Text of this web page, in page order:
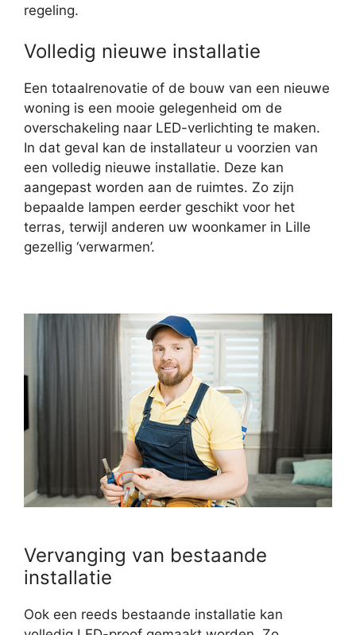
regeling.
Volledig nieuwe installatie
Een totaalrenovatie of de bouw van een nieuwe
woning is een mooie gelegenheid om de
overschakeling naar LED-verlichting te maken.
In dat geval kan de installateur u voorzien van
een volledig nieuwe installatie. Deze kan
aangepast worden aan de ruimtes. Zo zijn
bepaalde lampen eerder geschikt voor het
terras, terwijl anderen uw woonkamer in Lille
gezellig ‘verwarmen’.
Vervanging van bestaande
installatie
Ook een reeds bestaande installatie kan